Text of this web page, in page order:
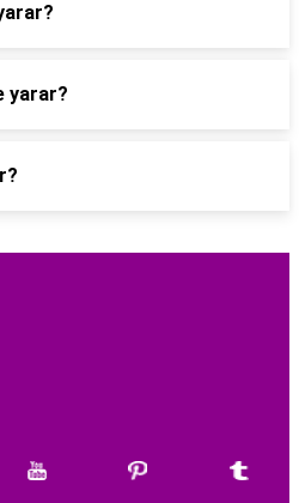
yarar?